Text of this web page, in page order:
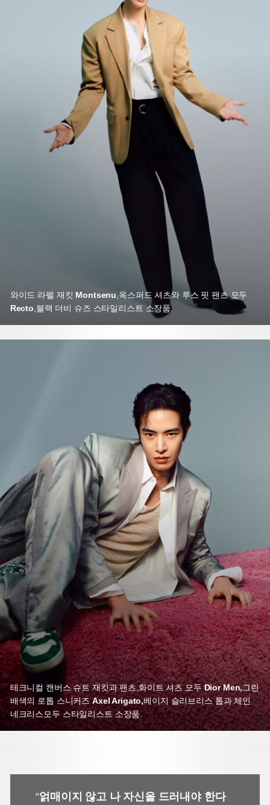
와이드 라펠 재킷 Montsenu,옥스퍼드 셔츠와 루스 핏 팬츠 모두
Recto,블랙 더비 슈즈 스타일리스트 소장품.
테크니컬 캔버스 슈트 재킷과 팬츠,화이트 셔츠 모두Dior Men,그린
배색의 로톱 스니커즈Axel Arigato,베이지 슬리브리스 톱과 체인
네크리스모두 스타일리스트 소장품.
“얽매이지 않고 나 자신을 드러내야 한다